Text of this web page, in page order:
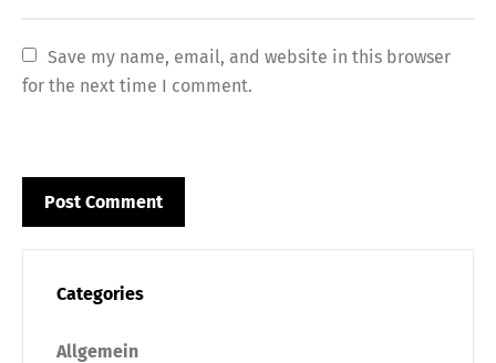
Save my name, email, and website in this browser
for the next time I comment.
Categories
Allgemein